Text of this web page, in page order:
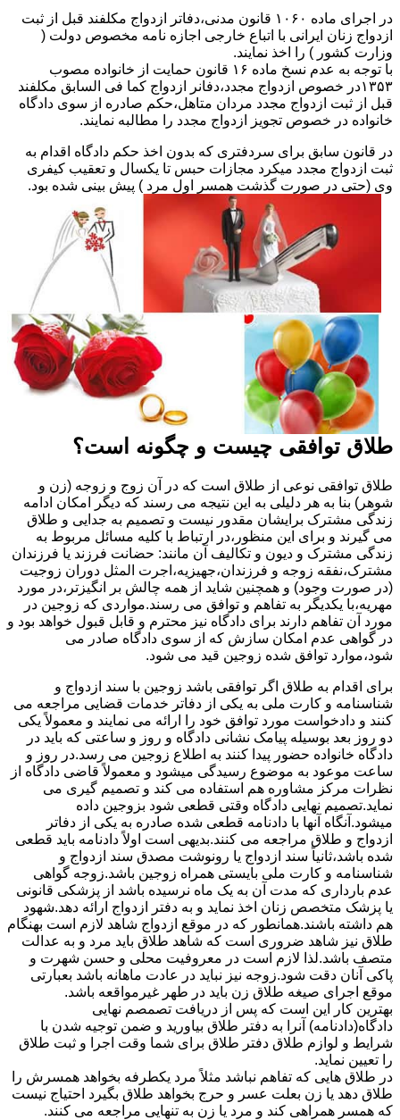
در اجرای ماده ۱۰۶۰ قانون مدنی،دفاتر ازدواج مکلفند قبل از ثبت
ازدواج زنان ایرانی با اتباع خارجی اجازه نامه مخصوص دولت (
وزارت کشور ) را اخذ نمایند.
با توجه به عدم نسخ ماده ۱۶ قانون حمایت از خانواده مصوب
۱۳۵۳در خصوص ازدواج مجدد،دفانر ازدواج کما فی السابق مکلفند
قبل از ثبت ازدواج مجدد مردان متاهل،حکم صادره از سوی دادگاه
خانواده در خصوص تجویز ازدواج مجدد را مطالبه نمایند.
در قانون سابق برای سردفتری که بدون اخذ حکم دادگاه اقدام به
ثبت ازدواج مجدد میکرد مجازات حبس تا یکسال و تعقیب کیفری
وی (حتی در صورت گذشت همسر اول مرد ) پیش بینی شده بود.
طلاق توافقی چیست و چگونه است؟
طلاق توافقی نوعی از طلاق است که در آن زوج و زوجه (زن و
شوهر) بنا به هر دلیلی به این نتیجه می رسند که دیگر امکان ادامه
زندگی مشترک برایشان مقدور نیست و تصمیم به جدایی و طلاق
می گیرند و برای این منظور،در ارتباط با کلیه مسائل مربوط به
زندگی مشترک و دیون و تکالیف آن مانند: حضانت فرزند یا فرزندان
مشترک،نفقه زوجه و فرزندان،جهیزیه،اجرت المثل دوران زوجیت
(در صورت وجود) و همچنین شاید از همه چالش بر انگیزتر،در مورد
مهریه،با یکدیگر به تفاهم و توافق می رسند.مواردی که زوجین در
مورد آن تفاهم دارند برای دادگاه نیز محترم و قابل قبول خواهد بود و
در گواهی عدم امکان سازش که از سوی دادگاه صادر می
شود،موارد توافق شده زوجین قید می شود.
برای اقدام به طلاق اگر توافقی باشد زوجین با سند ازدواج و
شناسنامه و کارت ملی به یکی از دفاتر خدمات قضایی مراجعه می
کنند و دادخواست مورد توافق خود را ارائه می نمایند و معمولاً یکی
دو روز بعد بوسیله پیامک نشانی دادگاه و روز و ساعتی که باید در
دادگاه خانواده حضور پیدا کنند به اطلاع زوجین می رسد.در روز و
ساعت موعود به موضوع رسیدگی میشود و معمولاً قاضی دادگاه از
نظرات مرکز مشاوره هم استفاده می کند و تصمیم گیری می
نماید.تصمیم نهایی دادگاه وقتی قطعی شود بزوجین داده
میشود.آنگاه آنها با دادنامه قطعی شده صادره به یکی از دفاتر
ازدواج و طلاق مراجعه می کنند.بدیهی است اولاً دادنامه باید قطعی
شده باشد،ثانیاً سند ازدواج یا رونوشت مصدق سند ازدواج و
شناسنامه و کارت ملی بایستی همراه زوجین باشد.زوجه گواهی
عدم بارداری که مدت آن به یک ماه نرسیده باشد از پزشکی قانونی
یا پزشک متخصص زنان اخذ نماید و به دفتر ازدواج ارائه دهد.شهود
هم داشته باشند.همانطور که در موقع ازدواج شاهد لازم است بهنگام
طلاق نیز شاهد ضروری است که شاهد طلاق باید مرد و به عدالت
متصف باشد.لذا لازم است در معروفیت محلی و حسن شهرت و
پاکی آنان دقت شود.زوجه نیز نباید در عادت ماهانه باشد بعبارتی
موقع اجرای صیغه طلاق زن باید در طهر غیرمواقعه باشد.
بهترین کار این است که پس از دریافت تصمصم نهایی
دادگاه(دادنامه) آنرا به دفتر طلاق بیاورید و ضمن توجیه شدن با
شرایط و لوازم طلاق دفتر طلاق برای شما وقت اجرا و ثبت طلاق
را تعیین نماید.
در طلاق هایی که تفاهم نباشد مثلاً مرد یکطرفه بخواهد همسرش را
طلاق دهد یا زن بعلت عسر و حرج بخواهد طلاق بگیرد احتیاج نیست
که همسر همراهی کند و مرد یا زن به تنهایی مراجعه می کنند.